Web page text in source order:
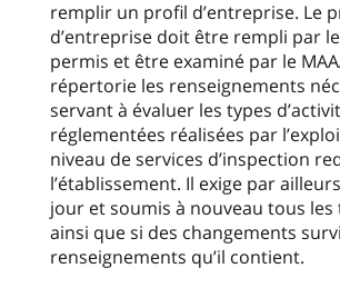
remplir un profil d’entreprise. Le
d’entreprise doit être rempli par
permis et être examiné par le
répertorie les renseignements
servant à évaluer les types
réglementées réalisées par
niveau de services d’inspection
l’établissement. Il exige par
jour et soumis à nouveau tous les
ainsi que si des changements
renseignements qu’il contient.